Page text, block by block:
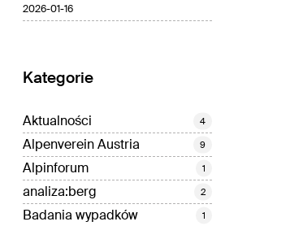
2026-01-16
Kategorie
Aktualności 4
Alpenverein Austria 9
Alpinforum 1
analiza:berg 2
Badania wypadków 1